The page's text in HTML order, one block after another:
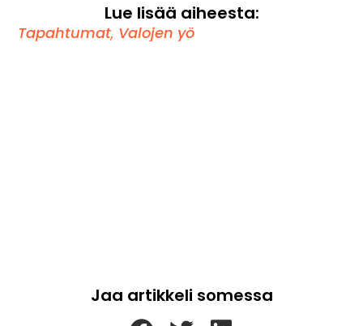
Lue lisää aiheesta:
Tapahtumat, Valojen yö
Jaa artikkeli somessa